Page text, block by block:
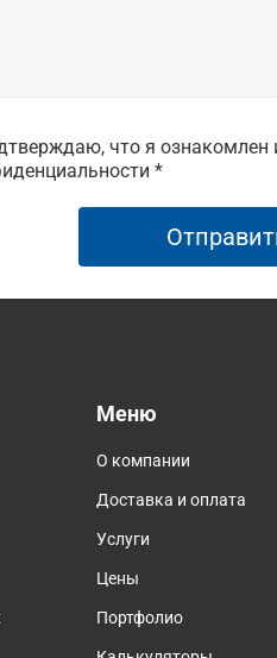
что я ознакомлен
*
Меню
О компании
Доставка и оплата
Услуги
Цены
Портфолио